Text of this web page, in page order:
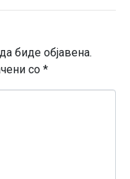
биде објавена.
со *